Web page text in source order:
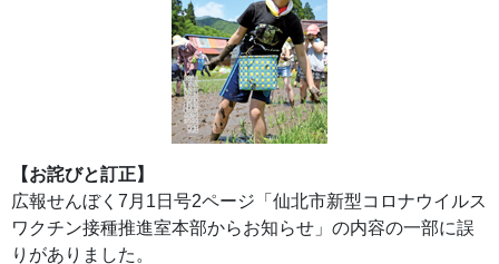
【お詫びと訂正】
広報せんぼく7月1日号2ページ「仙北市新型コロナウイルス
ワクチン接種推進室本部からお知らせ」の内容の一部に誤
りがありました。